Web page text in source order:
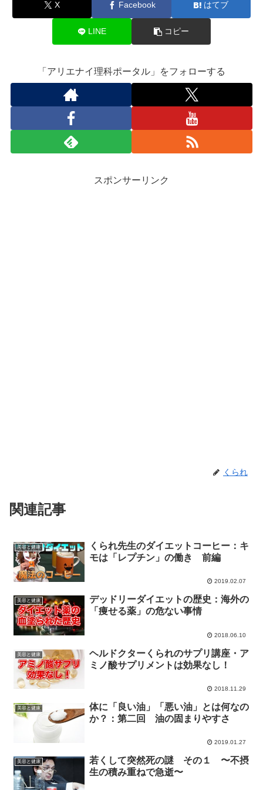
X Facebook はてブ
LINE コピー
「アリエナイ理科ポータル」をフォローする
スポンサーリンク
くられ
関連記事
美容と健康
くられ先生のダイエットコーヒー：キ
モは「レプチン」の働き 前編
2019.02.07
美容と健康
デッドリーダイエットの歴史：海外の
「痩せる薬」の危ない事情
2018.06.10
美容と健康
ヘルドクターくられのサプリ講座・ア
ミノ酸サプリメントは効果なし！
2018.11.29
美容と健康
体に「良い油」「悪い油」とは何なの
か？：第二回 油の固まりやすさ
2019.01.27
美容と健康
若くして突然死の謎 その１ 〜不摂
生の積み重ねで急逝〜